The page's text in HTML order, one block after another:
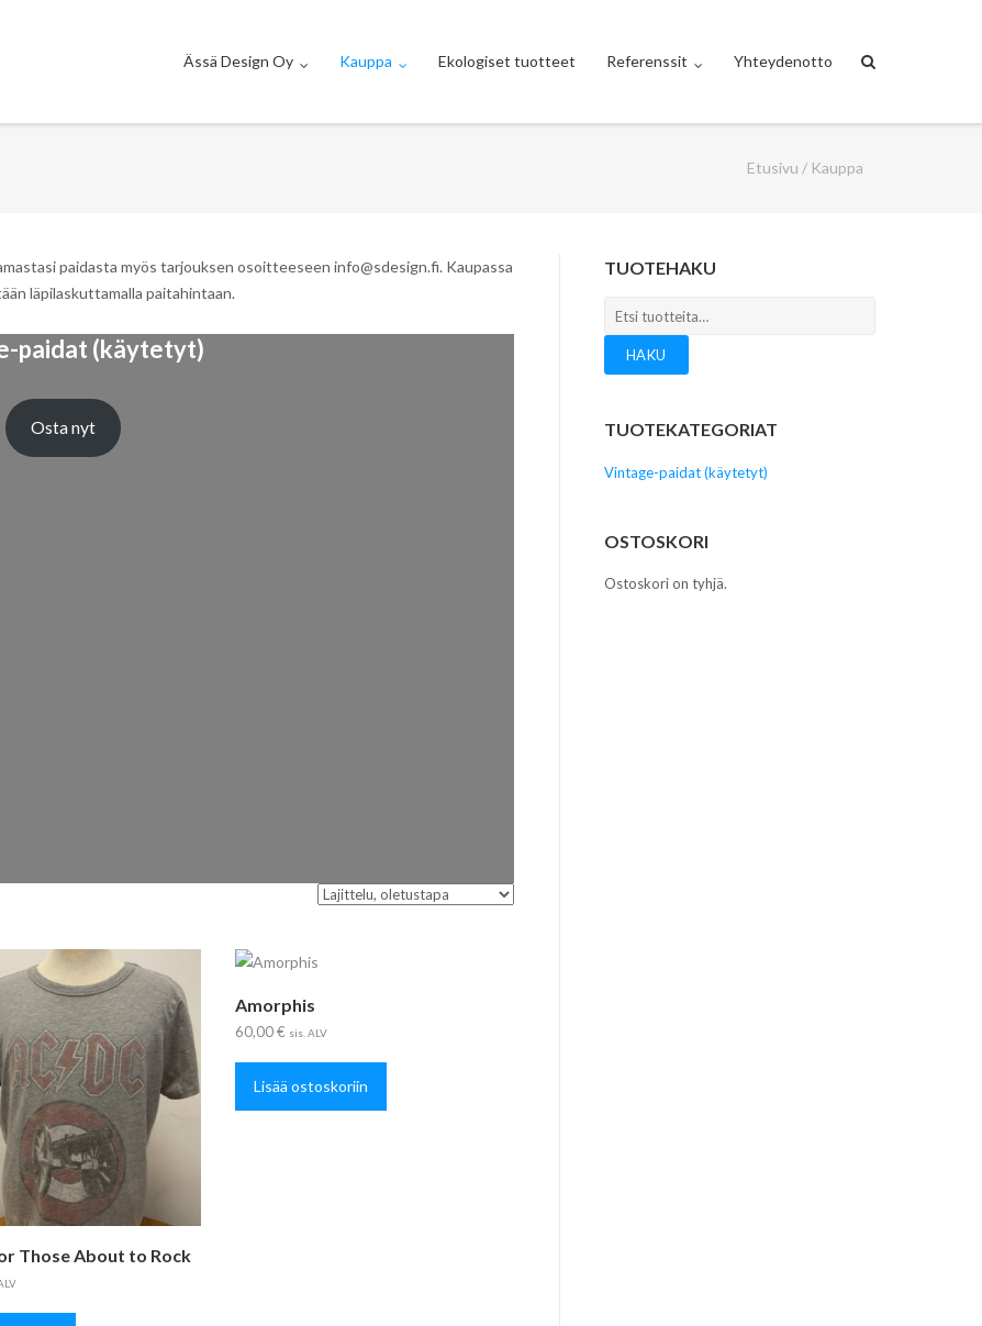
Ässä Design Oy Kauppa Ekologiset tuotteet Referenssit Yhteydenotto
Etusivu / Kauppa
paidasta myös tarjouksen osoitteeseen info@sdesign.fi. Kaupassa
läpilaskuttamalla paitahintaan.
paidat (käytetyt)
Osta nyt
Those About to Rock
Amorphis
60,00€ sis. ALV
Lisää ostoskoriin
TUOTEHAKU
Etsi:
HAKU
TUOTEKATEGORIAT
Vintage-paidat (käytetyt)
OSTOSKORI
Ostoskori on tyhjä.